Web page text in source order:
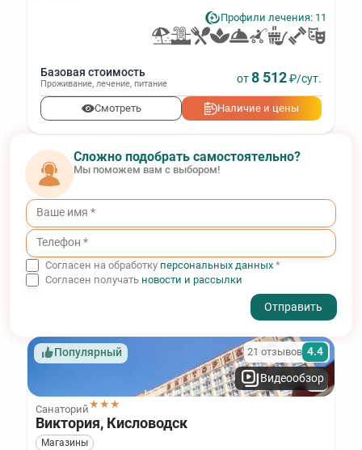
Профили лечения: 11
Базовая стоимость
Проживание, лечение, питание от8 512₽/сут.
Смотреть Наличие и цены
Сложно подобрать самостоятельно?
Мы поможем вам с выбором!
Согласен на обработку персональных данных*
Согласен получать новости и рассылки
Популярный
Видеообзор
Санаторий★★★
21 отзывов 4.4
Виктория, Кисловодск
Магазины